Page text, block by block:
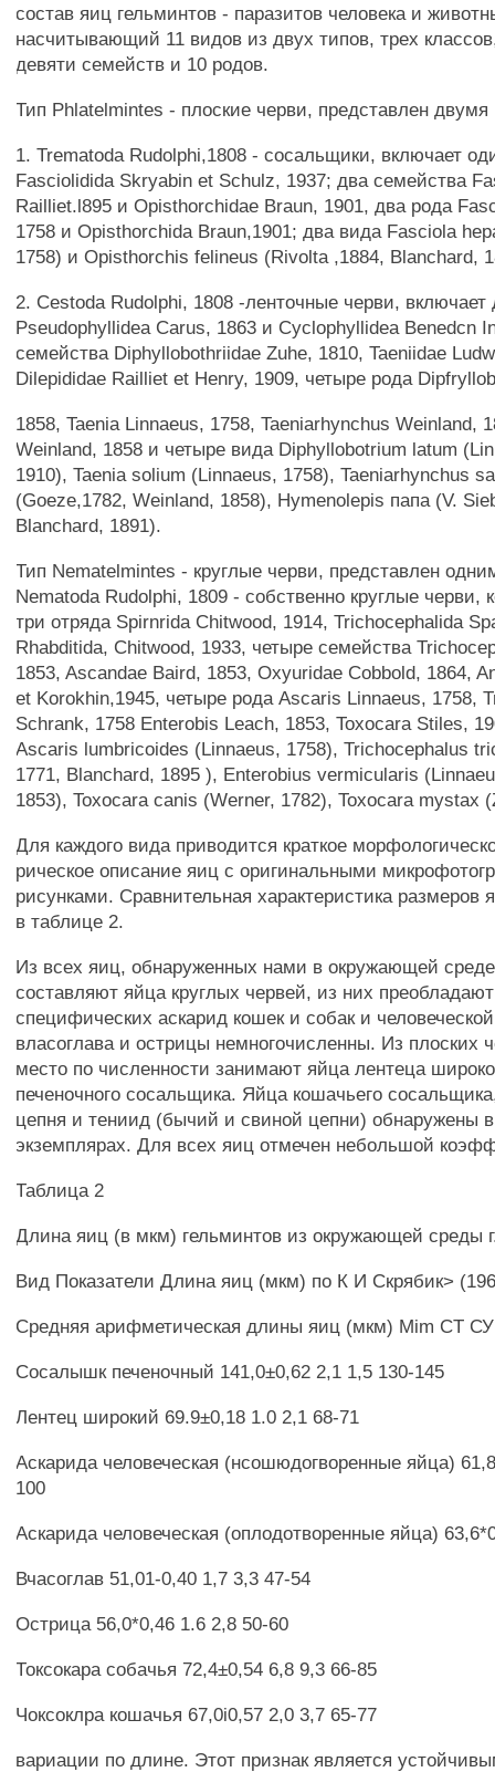
состав яиц гельминтов - паразитов человека и
насчитывающий 11 видов из двух типов, трех
девяти семейств и 10 родов.
Тип Phlatelmintes - плоские черви, представлен
1. Trematoda Rudolphi,1808 - сосальщики, включает
Fasciolidida Skryabin et Schulz, 1937; два семейства
Railliet.l895 и Opisthorchidae Braun, 1901, два рода
1758 и Opisthorchida Braun,1901; два вида Fasciola
1758) и Opisthorchis felineus (Rivolta ,1884, Blanchard,
2. Cestoda Rudolphi, 1808 -ленточные черви, включает
Pseudophyllidea Carus, 1863 и Cyclophyllidea Benedcn
семейства Diphyllobothriidae Zuhe, 1810, Taeniidae
Dilepididae Railliet et Henry, 1909, четыре рода
1858, Taenia Linnaeus, 1758, Taeniarhynchus Weinland,
Weinland, 1858 и четыре вида Diphyllobotrium latum
1910), Taenia solium (Linnaeus, 1758), Taeniarhynchus
(Goeze,1782, Weinland, 1858), Hymenolepis папа (V.
Blanchard, 1891).
Тип Nematelmintes - круглые черви, представлен
Nematoda Rudolphi, 1809 - собственно круглые черви,
три отряда Spirnrida Chitwood, 1914, Trichocephalida
Rhabditida, Chitwood, 1933, четыре семейства
1853, Ascandae Baird, 1853, Oxyuridae Cobbold, 1864,
et Korokhin,1945, четыре рода Ascaris Linnaeus, 1758,
Schrank, 1758 Enterobis Leach, 1853, Toxocara Stiles,
Ascaris lumbricoides (Linnaeus, 1758), Trichocephalus
1771, Blanchard, 1895 ), Enterobius vermicularis
1853), Toxocara canis (Werner, 1782), Toxocara mystax
Для каждого вида приводится краткое
рическое описание яиц с оригинальными
рисунками. Сравнительная характеристика размеров
в таблице 2.
Из всех яиц, обнаруженных нами в окружающей
составляют яйца круглых червей, из них
специфических аскарид кошек и собак и
власоглава и острицы немногочисленны. Из плоских
место по численности занимают яйца лентеца
печеночного сосальщика. Яйца кошачьего
цепня и тениид (бычий и свиной цепни) обнаружены
экземплярах. Для всех яиц отмечен небольшой
Таблица 2
Длина яиц (в мкм) гельминтов из окружающей среды
Вид Показатели Длина яиц (мкм) по К И Скрябик>
Средняя арифметическая длины яиц (мкм) Mim CT
Сосалышк печеночный 141,0±0,62 2,1 1,5 130-145
Лентец широкий 69.9±0,18 1.0 2,1 68-71
Аскарида человеческая (нсошюдогворенные яйца)
100
Аскарида человеческая (оплодотворенные яйца)
Вчасоглав 51,01-0,40 1,7 3,3 47-54
Острица 56,0*0,46 1.6 2,8 50-60
Токсокара собачья 72,4±0,54 6,8 9,3 66-85
Чоксоклра кошачья 67,0i0,57 2,0 3,7 65-77
вариации по длине. Этот признак является